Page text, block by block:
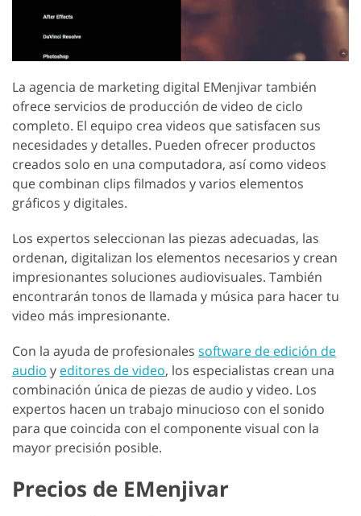
La agencia de marketing digital EMenjivar también
ofrece servicios de producción de video de ciclo
completo. El equipo crea videos que satisfacen sus
necesidades y detalles. Pueden ofrecer productos
creados solo en una computadora, así como videos
que combinan clips filmados y varios elementos
gráficos y digitales.
Los expertos seleccionan las piezas adecuadas, las
ordenan, digitalizan los elementos necesarios y crean
impresionantes soluciones audiovisuales. También
encontrarán tonos de llamada y música para hacer tu
video más impresionante.
Con la ayuda de profesionales software de edición de
audio y editores de video, los especialistas crean una
combinación única de piezas de audio y video. Los
expertos hacen un trabajo minucioso con el sonido
para que coincida con el componente visual con la
mayor precisión posible.
Precios de EMenjivar